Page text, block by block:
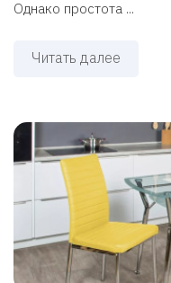
Однако простота ...
Читать далее